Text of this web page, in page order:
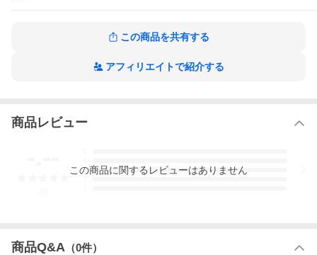
この商品を共有する
アフィリエイトで紹介する
商品レビュー
3
この商品に関するレビューはありません
商品Q&A （0件）